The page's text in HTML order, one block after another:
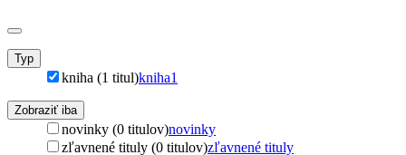
Typ
kniha (1 titul)kniha1
Zobraziť iba
novinky (0 titulov)novinky
zľavnené tituly (0 titulov)zľavnené tituly